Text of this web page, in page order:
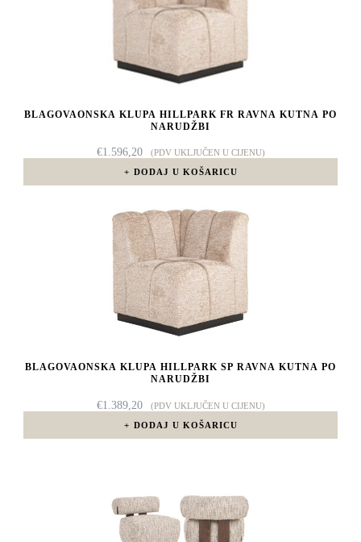
BLAGOVAONSKA KLUPA HILLPARK FR RAVNA KUTNA PO
NARUDŽBI
€1.596,20
(PDV UKLJUČEN U CIJENU)
DODAJ U KOŠARICU
BLAGOVAONSKA KLUPA HILLPARK SP RAVNA KUTNA PO
NARUDŽBI
€1.389,20
(PDV UKLJUČEN U CIJENU)
DODAJ U KOŠARICU